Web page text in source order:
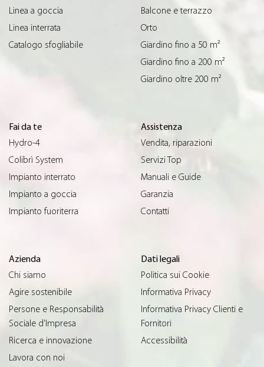
Linea a goccia
Linea interrata
Catalogo sfogliabile
Balcone e terrazzo
Orto
Giardino fino a 50 m²
Giardino fino a 200 m²
Giardino oltre 200 m²
Fai da te
Hydro-4
Colibrì System
Impianto interrato
Impianto a goccia
Impianto fuoriterra
Assistenza
Vendita, riparazioni
Servizi Top
Manuali e Guide
Garanzia
Contatti
Azienda
Chi siamo
Agire sostenibile
Persone e Responsabilità
Sociale d’Impresa
Ricerca e innovazione
Lavora con noi
Dati legali
Politica sui Cookie
Informativa Privacy
Informativa Privacy Clienti e
Fornitori
Accessibilità